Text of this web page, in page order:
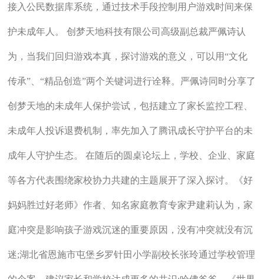
接入公民数据库系统，通过技术手段控制用户游戏时间来保
护未成年人。 创梦天地科技有限公司高级副总裁严佩诗认
为，当我们回归游戏本真，探讨游戏的意义，可以用“文化
传承”、“精品创造”两个关键词进行诠释。严佩诗同时分享了
创梦天地的未成年人保护尝试，包括建立了家长监控工程、
未成年人投诉退费机制，率先加入了腾讯成长守护平台的未
成年人守护生态。 在随后的圆桌论坛上，学校、企业、家庭
等各方代表围绕家校协力共建的主题展开了深入探讨。《好
妈妈胜过好老师》作者、知名家庭教育专家尹建莉认为，家
庭冲突是影响孩子游戏沉迷的重要原因，没有冲突就没有沉
迷;湖北省恩施市屯堡乡罗针田小学副校长张玲通过学校管理